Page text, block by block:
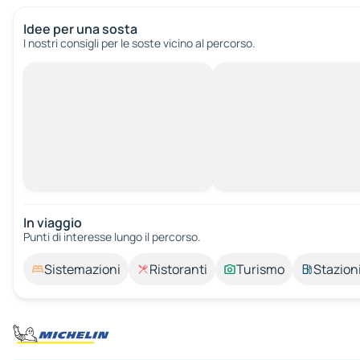
Idee per una sosta
I nostri consigli per le soste vicino al percorso.
In viaggio
Punti di interesse lungo il percorso.
Sistemazioni Ristoranti Turismo